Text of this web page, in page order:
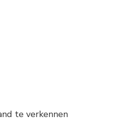
te verkennen